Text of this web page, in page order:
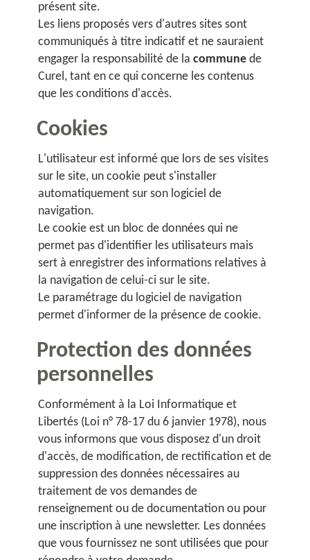
présent site.
Les liens proposés vers d'autres sites sont
communiqués à titre indicatif et ne sauraient
engager la responsabilité de lacommunede
Curel, tant en ce qui concerne les contenus
que les conditions d'accès.
Cookies
L'utilisateur est informé que lors de ses visites
sur le site, un cookie peut s'installer
automatiquement sur son logiciel de
navigation.
Le cookie est un bloc de données qui ne
permet pas d'identifier les utilisateurs mais
sert à enregistrer des informations relatives à
la navigation de celui-ci sur le site.
Le paramétrage du logiciel de navigation
permet d'informer de la présence de cookie.
Protection des données
personnelles
Conformément à la Loi Informatique et
Libertés (Loi n° 78-17 du 6 janvier 1978), nous
vous informons que vous disposez d'un droit
d'accès, de modification, de rectification et de
suppression des données nécessaires au
traitement de vos demandes de
renseignement ou de documentation ou pour
une inscription à une newsletter. Les données
que vous fournissez ne sont utilisées que pour